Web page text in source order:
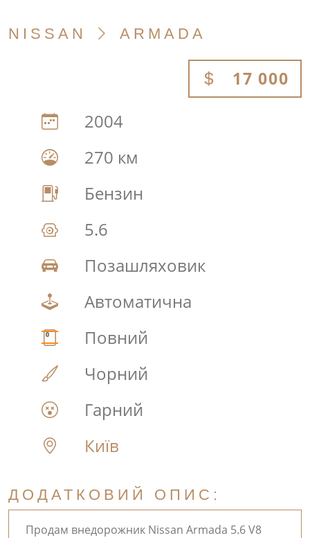
NISSAN ARMADA
17 000
2004
270 км
Бензин
5.6
Позашляховик
Автоматична
Повний
Чорний
Гарний
Київ
ДОДАТКОВИЙ ОПИС:
Продам внедорожник Nissan Armada 5.6 V8